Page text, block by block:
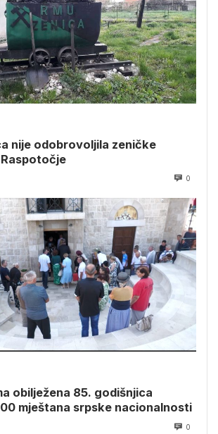
nije odobrovoljila zeničke
0
obilježena 85. godišnjica
mještana srpske nacionalnosti
0